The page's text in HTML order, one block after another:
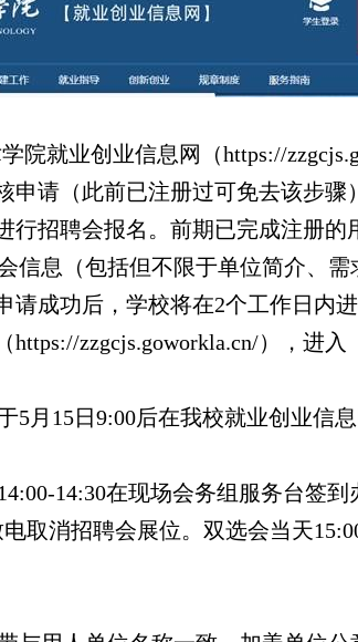
院就业创业信息网（https://
申请（此前已注册过可免去该步
行招聘会报名。前期已完成注册的
信息（包括但不限于单位简介、
请成功后，学校将在2个工作日内
zzgcjs.goworkla.cn/），进
5月15日9:00后在我校就业创业信
14:30在现场会务组服务台签
取消招聘会展位。双选会当天